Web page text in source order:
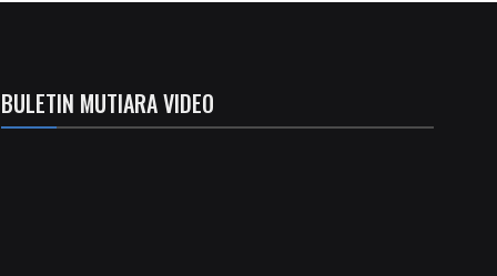
BULETIN MUTIARA VIDEO